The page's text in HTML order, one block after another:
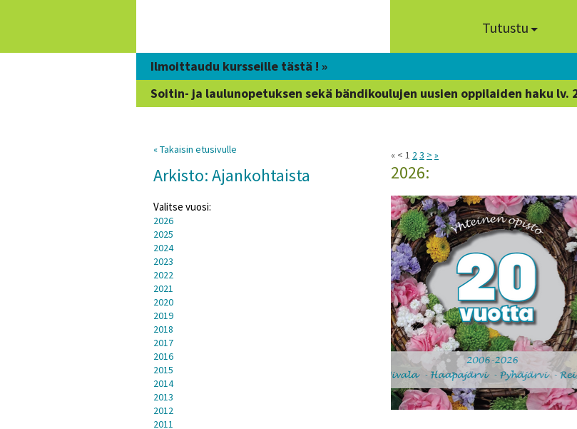
Tutustu
Ilmoittaudu kursseille tästä ! »
Soitin- ja laulunopetuksen sekä bändikoulujen uusien oppilaiden haku lv.
« < 1 23 > »
2026:
« Takaisin etusivulle
Arkisto: Ajankohtaista
Valitse vuosi:
2026
2025
2024
2023
2022
2021
2020
2019
2018
2017
2016
2015
2014
2013
2012
2011